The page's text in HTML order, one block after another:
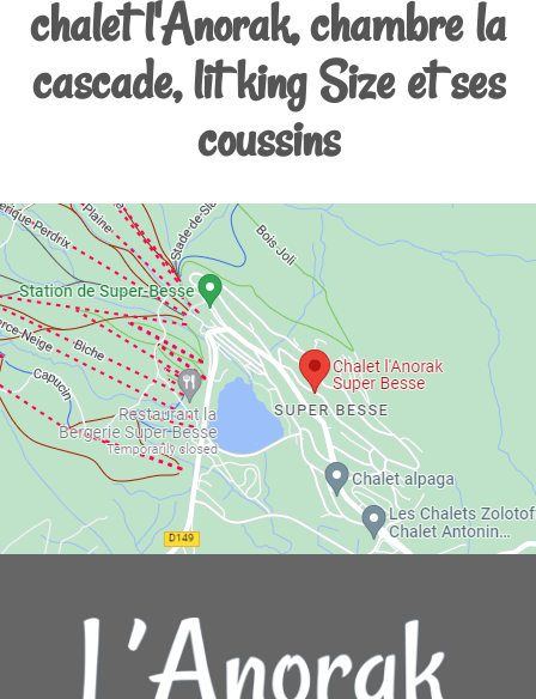
chalet l'Anorak, chambre la
cascade, lit king Size et ses
coussins